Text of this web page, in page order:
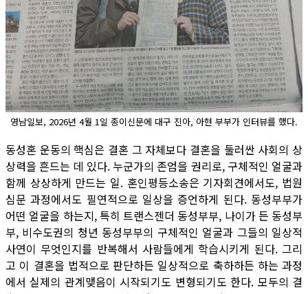
영남일보, 2026년 4월 1일 종이신문에 대구 진아, 아현 부부가 인터뷰를 했다.
동성혼 운동의 핵심은 결혼 그 자체보다 결혼을 둘러싼 사회의 상
상력을 흔드는 데 있다. 누군가의 존엄을 권리로, 구체적인 얼굴과
함께 상상하게 만드는 일. 혼인평등소송은 기자회견에서도, 법원
심문 과정에서도 필연적으로 일상을 증언하게 된다. 동성부부가
어떤 얼굴을 하는지, 특히 트랜스젠더 동성부부, 나이가 든 동성부
부, 비수도권의 청년 동성부부의 구체적인 얼굴과 그들의 일상적
사연이 무엇인지를 반복해서 사람들에게 학습시키게 된다. 그리
고 이 결혼을 법적으로 판단하든 일상적으로 축하하든 하는 과정
에서 실제의 관계맺음이 시작되기도 변형되기도 한다. 모두의 결